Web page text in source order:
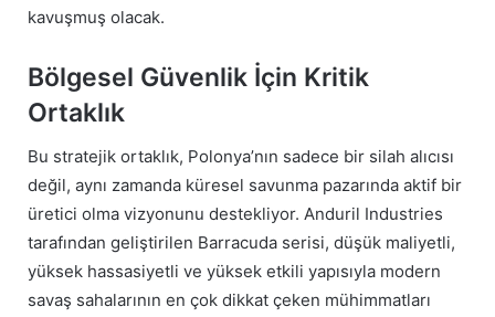
kavuşmuş olacak.
Bölgesel Güvenlik İçin Kritik
Ortaklık
Bu stratejik ortaklık, Polonya’nın sadece bir silah alıcısı
değil, aynı zamanda küresel savunma pazarında aktif bir
üretici olma vizyonunu destekliyor. Anduril Industries
tarafından geliştirilen Barracuda serisi, düşük maliyetli,
yüksek hassasiyetli ve yüksek etkili yapısıyla modern
savaş sahalarının en çok dikkat çeken mühimmatları